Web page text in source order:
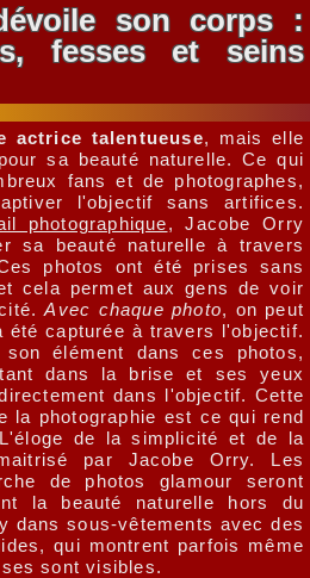
son corps :
fesses et seins
actrice talentueuse, mais elle
sa beauté naturelle. Ce qui
fans et de photographes,
l'objectif sans artifices.
photographique, Jacobe Orry
sa beauté naturelle à travers
photos ont été prises sans
cela permet aux gens de voir
Avec chaque photo, on peut
été capturée à travers l'objectif.
élément dans ces photos,
dans la brise et ses yeux
dans l'objectif. Cette
la photographie est ce qui rend
de la simplicité et de la
par Jacobe Orry. Les
de photos glamour seront
la beauté naturelle hors du
dans sous-vêtements avec des
qui montrent parfois même
sont visibles.